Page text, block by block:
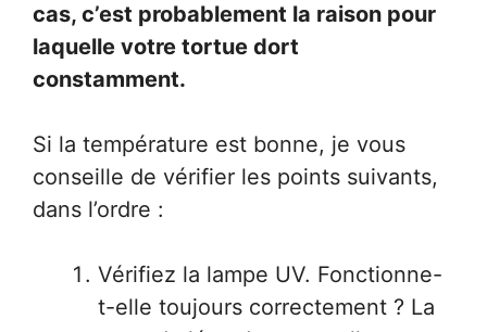
cas, c’est probablement la raison pour
laquelle votre tortue dort
constamment.
Si la température est bonne, je vous
conseille de vérifier les points suivants,
dans l’ordre :
Vérifiez la lampe UV. Fonctionne-
t-elle toujours correctement ? La